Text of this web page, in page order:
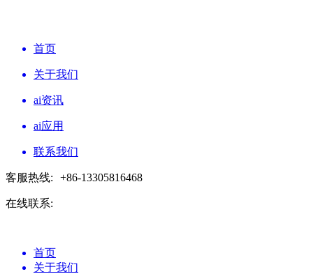
首页
关于我们
ai资讯
ai应用
联系我们
客服热线: +86-13305816468
在线联系:
首页
关于我们